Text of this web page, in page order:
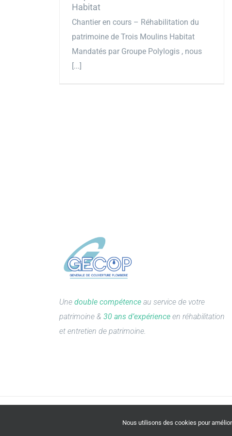
Habitat
Chantier en cours – Réhabilitation du
patrimoine de Trois Moulins Habitat
Mandatés par Groupe Polylogis , nous
[...]
Une double compétence au service de votre
patrimoine & 30 ans d’expérience en réhabilitation
et entretien de patrimoine.
Nous utilisons des cookies pour